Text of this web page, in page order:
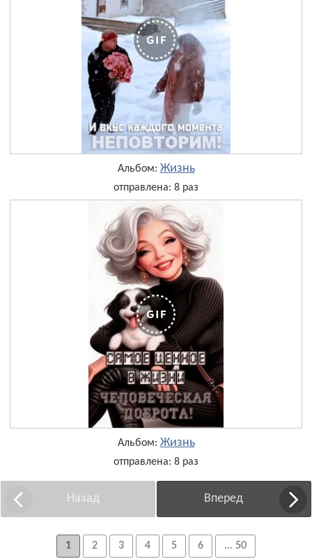
Альбом: Жизнь
отправлена: 8 раз
Альбом: Жизнь
отправлена: 8 раз
Назад Вперед
1 2 3 4 5 6 ... 50